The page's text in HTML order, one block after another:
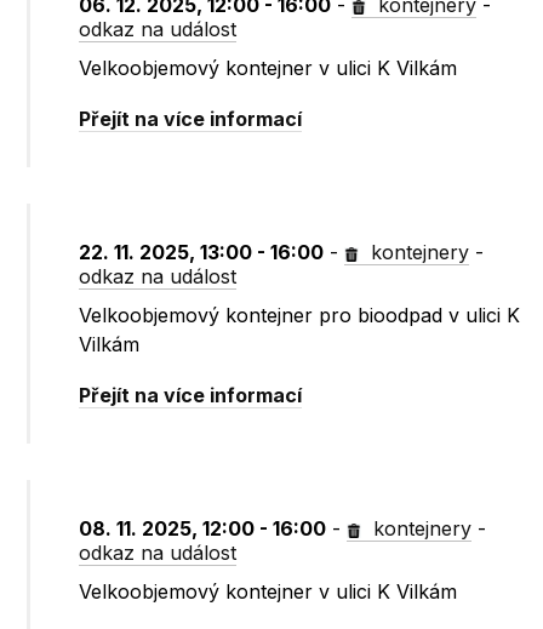
06. 12. 2025, 12:00 - 16:00 - kontejnery -
odkaz na událost
Velkoobjemový kontejner v ulici K Vilkám
Přejít na více informací
22. 11. 2025, 13:00 - 16:00 - kontejnery -
odkaz na událost
Velkoobjemový kontejner pro bioodpad v ulici K
Vilkám
Přejít na více informací
08. 11. 2025, 12:00 - 16:00 - kontejnery -
odkaz na událost
Velkoobjemový kontejner v ulici K Vilkám